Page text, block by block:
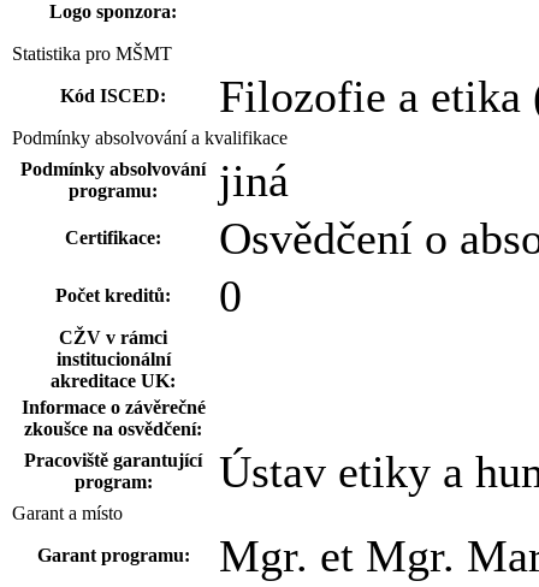
Logo sponzora:
Statistika pro MŠMT
Kód ISCED: Filozofie a etika
Podmínky absolvování a kvalifikace
Podmínky absolvování
programu:
jiná
Certifikace: Osvědčení o
Počet kreditů: 0
CŽV v rámci
institucionální
akreditace UK:
Informace o závěrečné
zkoušce na osvědčení:
Pracoviště garantující
program:
Ústav etiky a
Garant a místo
Garant programu: Mgr. et Mgr.